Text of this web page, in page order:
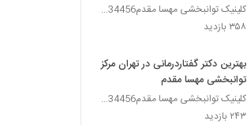
کلینیک توانبخشی مهسا مقدم09357734456
۳۵۸ بازدید
بهترین دکتر گفتاردرمانی در تهران مرکز
توانبخشی مهسا مقدم
کلینیک توانبخشی مهسا مقدم09357734456
۲۴۳ بازدید